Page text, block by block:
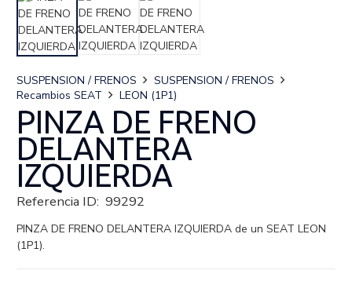
SUSPENSION / FRENOS
SUSPENSION / FRENOS
Recambios SEAT
LEON (1P1)
PINZA DE FRENO
DELANTERA
IZQUIERDA
Referencia ID: 99292
PINZA DE FRENO DELANTERA IZQUIERDA de un SEAT LEON
(1P1).